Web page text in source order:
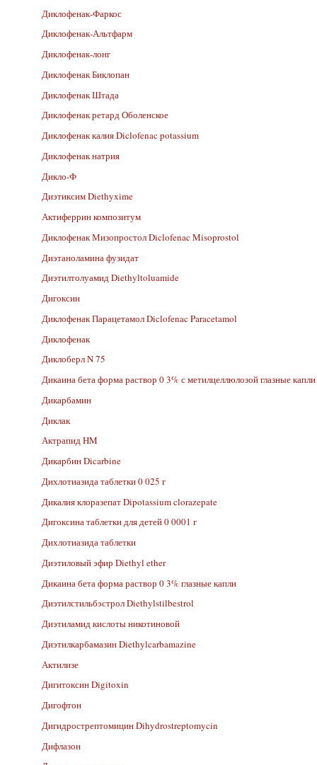
Диклофенак-Фаркос
Диклофенак-Альтфарм
Диклофенак-лонг
Диклофенак Биклопан
Диклофенак Штада
Диклофенак ретард Оболенское
Диклофенак калия Diclofenac potassium
Диклофенак натрия
Дикло-Ф
Диэтиксим Diethyxime
Актиферрин композитум
Диклофенак Мизопростол Diclofenac Misoprostol
Диэтаноламина фузидат
Диэтилтолуамид Diethyltoluamide
Дигоксин
Диклофенак Парацетамол Diclofenac Paracetamol
Диклофенак
Диклоберл N 75
Дикаина бета форма раствор 0 3% с метилцеллюлозой глазные капли
Дикарбамин
Диклак
Актрапид HM
Дикарбин Dicarbine
Дихлотиазида таблетки 0 025 г
Дикалия клоразепат Dipotassium clorazepate
Дигоксина таблетки для детей 0 0001 г
Дихлотиазида таблетки
Диэтиловый эфир Diethyl ether
Дикаина бета форма раствор 0 3% глазные капли
Диэтилстильбэстрол Diethylstilbestrol
Диэтиламид кислоты никотиновой
Диэтилкарбамазин Diethylcarbamazine
Актилизе
Дигитоксин Digitoxin
Дигофтон
Дигидрострептомицин Dihydrostreptomycin
Дифлазон